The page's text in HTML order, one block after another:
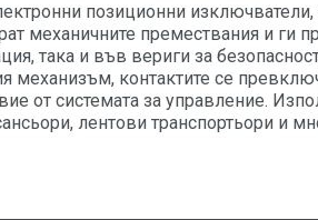
позиционни
механичните премествания и ги
така и във вериги за
механизъм, контактите се
от системата за управление.
лентови транспортьори и